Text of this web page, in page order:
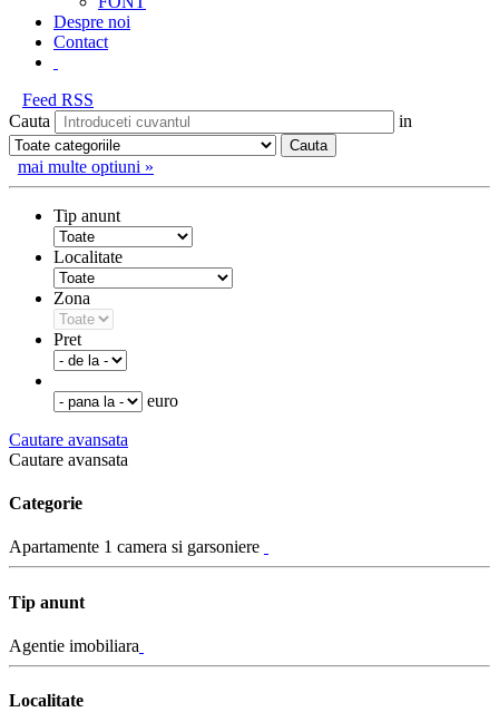
Despre noi
Contact
Feed RSS
Cauta
in
mai multe optiuni »
Tip anunt
Localitate
Zona
Pret
euro
Cautare avansata
Cautare avansata
Categorie
Apartamente 1 camera si garsoniere
Tip anunt
Agentie imobiliara
Localitate